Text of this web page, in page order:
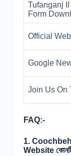
Tufanganj
Form
Official
Google
Join Us On
FAQ:-
1.
Website